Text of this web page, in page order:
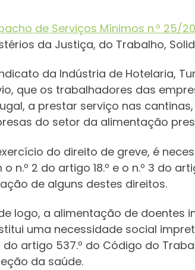
de Serviços Mínimos n.º 25/
da Justiça, do Trabalho,
da Indústria de Hotelaria,
que os trabalhadores das
a prestar serviço nas
do setor da alimentação
do direito de greve, é
o n.º 2 do artigo 18.º e o n.º 3 do
de alguns destes direitos.
logo, a alimentação de doentes
uma necessidade social
do artigo 537.º do Código do
da saúde.